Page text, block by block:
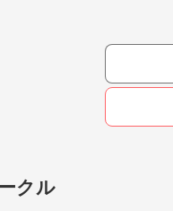
クル